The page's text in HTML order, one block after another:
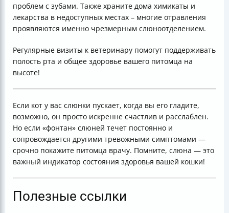
проблем с зубами. Также храните дома химикаты и
лекарства в недоступных местах – многие отравления
проявляются именно чрезмерным слюноотделением.
Регулярные визиты к ветеринару помогут поддерживать
полость рта и общее здоровье вашего питомца на
высоте!
Если кот у вас слюнки пускает, когда вы его гладите,
возможно, он просто искренне счастлив и расслаблен.
Но если «фонтан» слюней течет постоянно и
сопровождается другими тревожными симптомами —
срочно покажите питомца врачу. Помните, слюна — это
важный индикатор состояния здоровья вашей кошки!
Полезные ссылки